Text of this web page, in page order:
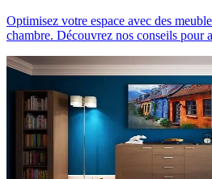
Optimisez votre espace avec des
chambre. Découvrez nos conseils pour